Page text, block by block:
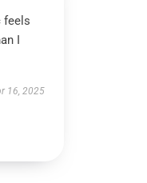
feels
I
16, 2025